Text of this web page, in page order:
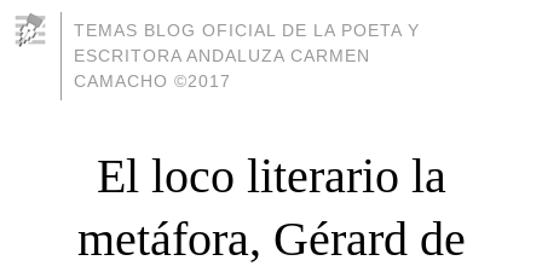
TEMAS BLOG OFICIAL DE LA POETA Y
ESCRITORA ANDALUZA CARMEN
CAMACHO ©2017
El loco literario la
metáfora, Gérard de